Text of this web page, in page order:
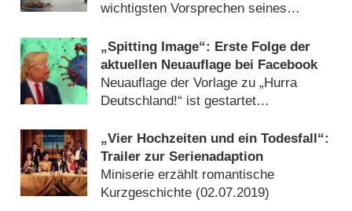
wichtigsten Vorsprechen seines
„Spitting Image“: Erste Folge der
aktuellen Neuauflage bei Facebook
Neuauflage der Vorlage zu „Hurra
Deutschland!“ ist gestartet
„Vier Hochzeiten und ein Todesfall“:
Trailer zur Serienadaption
Miniserie erzählt romantische
Kurzgeschichte (02.07.2019)